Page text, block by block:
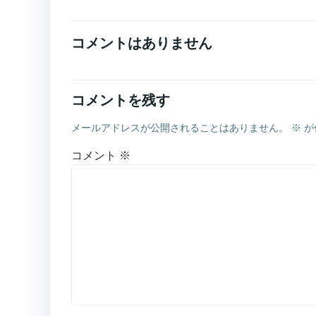
コメントはありません
コメントを残す
メールアドレスが公開されることはありません。 ※
コメント ※